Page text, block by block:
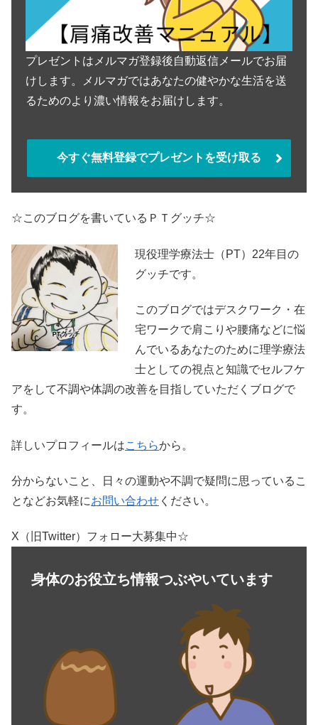
プレゼントはメルマガ登録後自動返信メールでお届
けします。メルマガではあなたの健やかな生活を送
るためのより濃い情報をお届けします。
今すぐ無料登録でプレゼントを受け取る
☆このブログを書いているＰＴグッチ☆
現役理学療法士（PT）22年目の
グッチです。
このブログではデスクワーク・在
宅ワークで肩こりや腰痛などに悩
んでいるあなたのために理学療法
士としての視点と知識でセルフケ
アをして不調や体調の改善を目指していただくブログで
す。
詳しいプロフィールはこちらから。
分からないこと、日々の運動や不調で疑問に思っているこ
となどお気軽にお問い合わせ ください。
X（旧Twitter）フォロー大募集中☆
身体のお役立ち情報つぶやいています